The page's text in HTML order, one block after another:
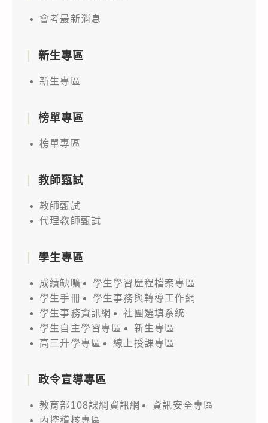
會考最新消息
新生專區
新生專區
榜單專區
榜單專區
教師甄試
教師甄試
代理教師甄試
學生專區
成績缺曠
學生學習歷程檔案專區
學生手冊
學生事務與轉導工作網
學生事務資訊網
社團選填系統
學生自主學習專區
新生專區
高三升學專區
線上授課專區
政令宣導專區
教育部108課綱資訊網
資訊安全專區
內控稽核專區